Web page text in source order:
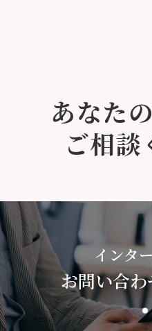
あなた
ご相談
インタ
お問い合